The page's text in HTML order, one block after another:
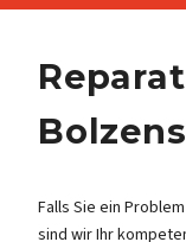
Falls Sie ein
sind wir Ihr